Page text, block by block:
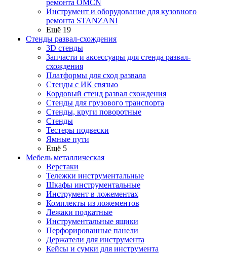
ремонта OMCN
Инструмент и оборудование для кузовного
ремонта STANZANI
Ещё 19
Стенды развал-схождения
3D стенды
Запчасти и аксессуары для стенда развал-
схождения
Платформы для сход развала
Стенды с ИК связью
Кордовый стенд развал схождения
Стенды для грузового транспорта
Стенды, круги поворотные
Стенды
Тестеры подвески
Ямные пути
Ещё 5
Мебель металлическая
Верстаки
Тележки инструментальные
Шкафы инструментальные
Инструмент в ложементах
Комплекты из ложементов
Лежаки подкатные
Инструментальные ящики
Перфорированные панели
Держатели для инструмента
Кейсы и сумки для инструмента